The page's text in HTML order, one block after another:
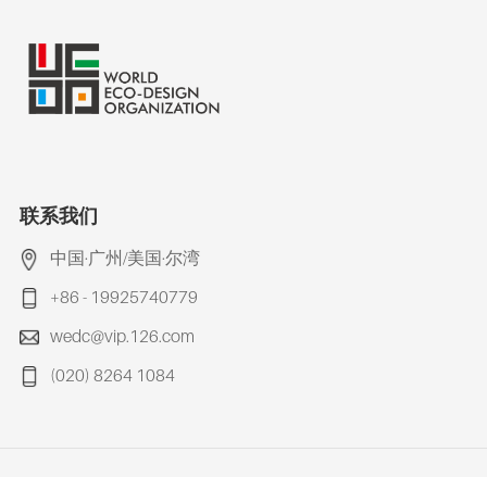
联系我们
中国·广州/美国·尔湾
+86 - 19925740779
wedc@vip.126.com
(020) 8264 1084